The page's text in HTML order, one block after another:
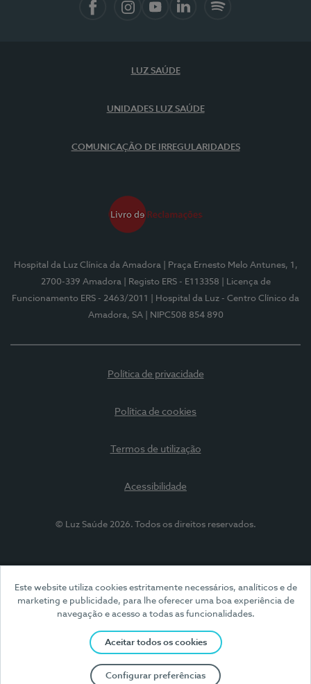
Este website utiliza cookies estritamente necessários, analíticos e de
marketing e publicidade, para lhe oferecer uma boa experiência de
navegação e acesso a todas as funcionalidades.
Aceitar todos os cookies
Configurar preferências
LUZ SAÚDE
UNIDADES LUZ SAÚDE
COMUNICAÇÃO DE IRREGULARIDADES
Hospital da Luz Clínica da Amadora
| Praça Ernesto Melo Antunes, 1,
2700-339 Amadora
| Registo ERS - E113358
| Licença de
Funcionamento ERS - 2463/2011
| Hospital da Luz - Centro Clínico da
Amadora, SA
| NIPC508 854 890
Política de privacidade
Política de cookies
Termos de utilização
Acessibilidade
© Luz Saúde 2026. Todos os direitos reservados.